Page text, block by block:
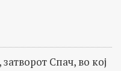
Спач, во кој